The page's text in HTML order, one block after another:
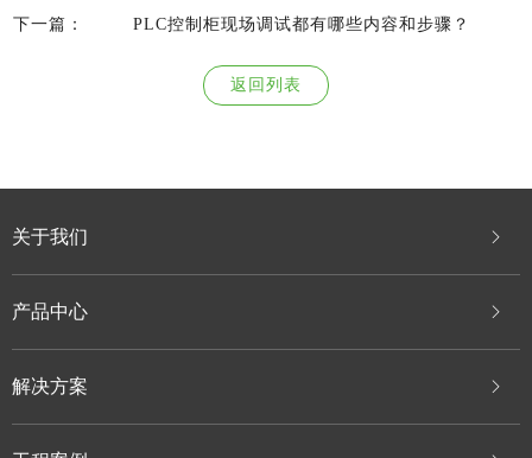
下一篇： PLC控制柜现场调试都有哪些内容和步骤？
返回列表
关于我们
产品中心
解决方案